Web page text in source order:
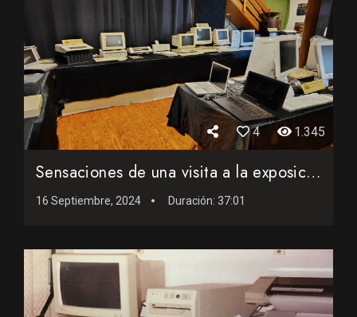
4 1.345
Sensaciones de una visita a la exposición de ordenadores an...
16 Septiembre, 2024 Duración: 37:01